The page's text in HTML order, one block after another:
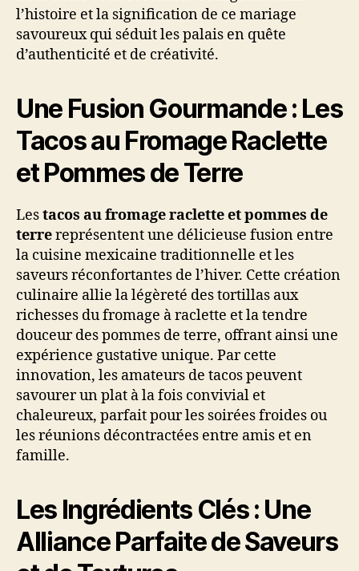
l’histoire et la signification de ce mariage
savoureux qui séduit les palais en quête
d’authenticité et de créativité.
Une Fusion Gourmande : Les
Tacos au Fromage Raclette
et Pommes de Terre
Lestacos au fromage raclette et pommes de
terrereprésentent une délicieuse fusion entre
la cuisine mexicaine traditionnelle et les
saveurs réconfortantes de l’hiver. Cette création
culinaire allie la légèreté des tortillas aux
richesses du fromage à raclette et la tendre
douceur des pommes de terre, offrant ainsi une
expérience gustative unique. Par cette
innovation, les amateurs de tacos peuvent
savourer un plat à la fois convivial et
chaleureux, parfait pour les soirées froides ou
les réunions décontractées entre amis et en
famille.
Les Ingrédients Clés : Une
Alliance Parfaite de Saveurs